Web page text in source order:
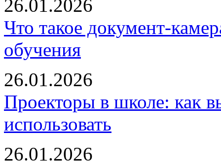
26.01.2026
Что такое документ-
обучения
26.01.2026
Проекторы в школе: как
использовать
26.01.2026